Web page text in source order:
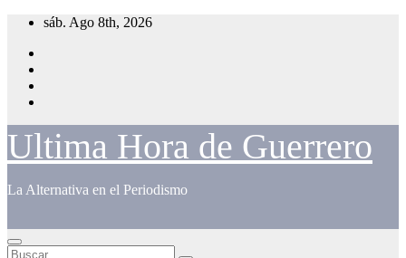
Saltar
contenido
sáb. Ago 8th, 2026
Ultima Hora de Guerrero
La Alternativa en el Periodismo